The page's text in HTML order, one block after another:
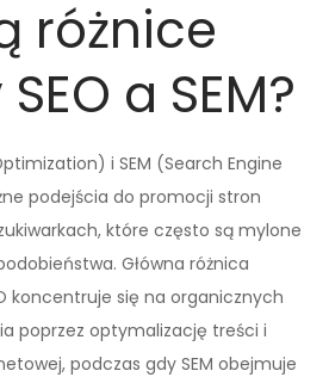
różnice
a SEM?
i SEM (Search Engine
podejścia do promocji stron
które często są mylone
Główna różnica
koncentruje się na organicznych
poprzez optymalizację treści i
podczas gdy SEM obejmuje